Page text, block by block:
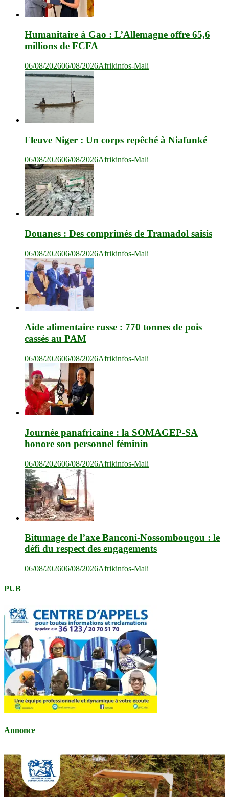
Humanitaire à Gao : L’Allemagne offre 65,6
millions de FCFA
06/08/202606/08/2026Afrikinfos-Mali
Fleuve Niger : Un corps repêché à Niafunké
06/08/202606/08/2026Afrikinfos-Mali
Douanes : Des comprimés de Tramadol saisis
06/08/202606/08/2026Afrikinfos-Mali
Aide alimentaire russe : 770 tonnes de pois
cassés au PAM
06/08/202606/08/2026Afrikinfos-Mali
Journée panafricaine : la SOMAGEP-SA
honore son personnel féminin
06/08/202606/08/2026Afrikinfos-Mali
Bitumage de l’axe Banconi-Nossombougou : le
défi du respect des engagements
06/08/202606/08/2026Afrikinfos-Mali
PUB
Annonce